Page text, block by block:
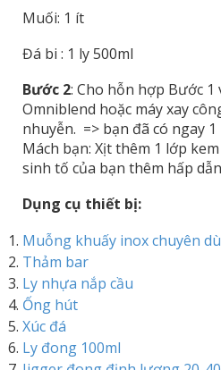
Muối: 1 ít
Đá bi : 1 ly 500ml
Bước 2: Cho hỗn hợp Bước 1
Omniblend hoặc máy xay
nhuyễn. => bạn đã có ngay
Mách bạn: Xịt thêm 1 lớp
sinh tố của bạn thêm hấp
Dụng cụ thiết bị:
Muỗng khuấy inox chuyên
Thảm bar
Ly nhựa nắp cầu
Ống hút
Xúc đá
Ly đong 100ml